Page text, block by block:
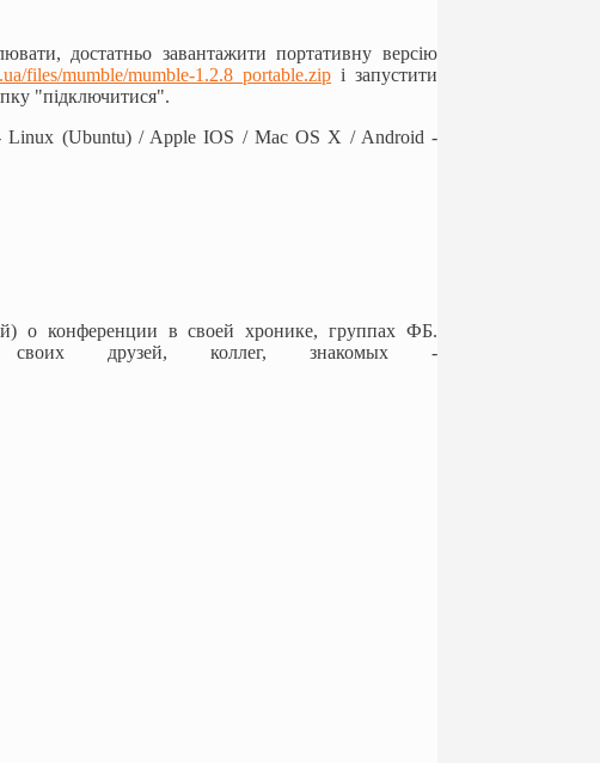
достатньо завантажити портативну версію
files/mumble/mumble-1.2.8_portable.zip і запустити
"підключитися".
Linux (Ubuntu) / Apple IOS / Mac OS X / Android -
о конференции в своей хронике, группах ФБ.
своих друзей, коллег, знакомых -